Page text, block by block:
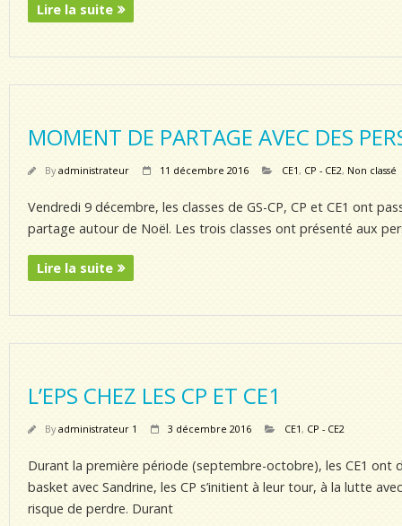
Lire la suite
MOMENT DE PARTAGE AVEC DES
Byadministrateur 11 décembre 2016 CE1, CP - CE2, Non classé
Vendredi 9 décembre, les classes de GS-CP, CP et CE1 ont
partage autour de Noël. Les trois classes ont présenté aux
Lire la suite
L’EPS CHEZ LES CP ET CE1
Byadministrateur 1 3 décembre 2016 CE1, CP - CE2
Durant la première période (septembre-octobre), les CE1
basket avec Sandrine, les CP s’initient à leur tour, à la lutte
risque de perdre. Durant